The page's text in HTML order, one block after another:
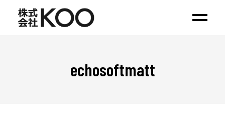
echosoftmatt